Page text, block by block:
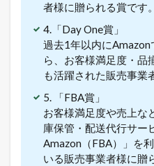
1.2
れ
る
ネ
ッ
ト
シ
ョ
ッ
プ
の
極
者様に贈られる賞です。
4.「Day One賞」
過去1年以内に
ら、お客様満足度・品
も活躍された販売事業
5. 「FBA賞」
お客様満足度や売上な
庫保管・配送代行サー
Amazon（FBA）」を
いる販売事業者様に贈